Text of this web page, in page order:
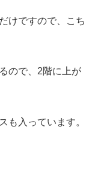
けですので、こち
ので、2階に上が
も入っています。